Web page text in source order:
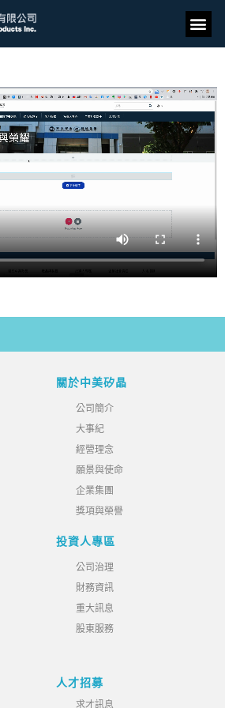
關於中美矽晶
公司簡介
大事紀
經營理念
願景與使命
企業集團
獎項與榮譽
投資人專區
公司治理
財務資訊
重大訊息
股東服務
人才招募
求才訊息